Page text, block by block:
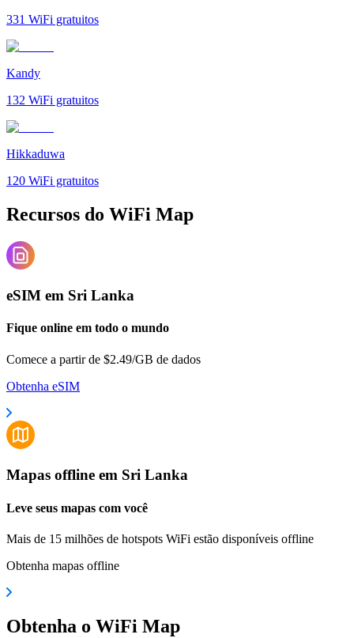
331 WiFi gratuitos
Kandy
132 WiFi gratuitos
Hikkaduwa
120 WiFi gratuitos
Recursos do WiFi Map
eSIM em Sri Lanka
Fique online em todo o mundo
Comece a partir de $2.49/GB de dados
Obtenha eSIM
Mapas offline em Sri Lanka
Leve seus mapas com você
Mais de 15 milhões de hotspots WiFi estão disponíveis offline
Obtenha mapas offline
Obtenha o WiFi Map